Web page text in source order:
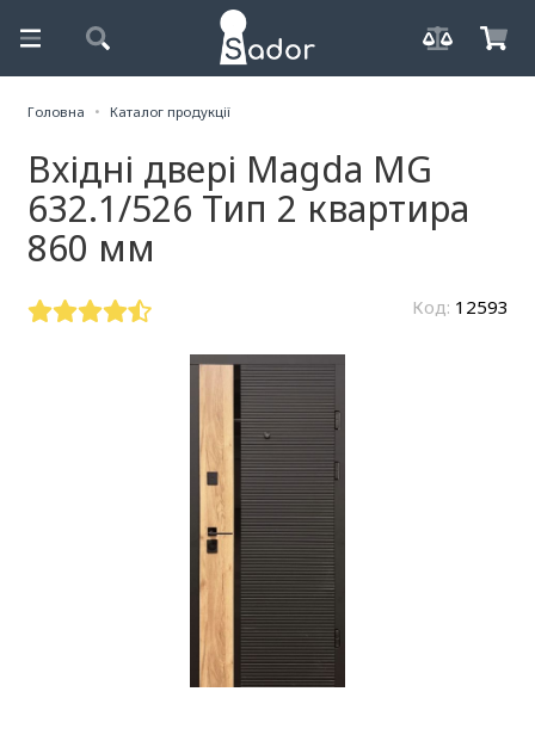
Головна Каталог продукції
Вхідні двері Magda MG
632.1/526 Тип 2 квартира
860 мм
Код: 12593